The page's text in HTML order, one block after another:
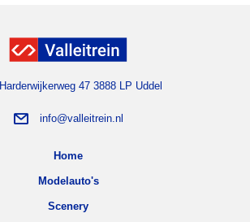
Harderwijkerweg 47 3888 LP Uddel
info@valleitrein.nl
Home
Modelauto's
Scenery